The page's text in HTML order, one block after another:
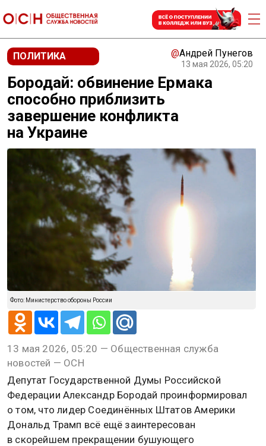
ПОЛИТИКА @Андрей Пунегов
13 мая 2026, 05:20
Бородай: обвинение Ермака
способно приблизить
завершение конфликта
на Украине
Фото: Министерство обороны России
13 мая 2026, 05:20 — Общественная служба
новостей — ОСН
Депутат Государственной Думы Российской
Федерации Александр Бородай проинформировал
о том, что лидер Соединённых Штатов Америки
Дональд Трамп всё ещё заинтересован
в скорейшем прекращении бушующего